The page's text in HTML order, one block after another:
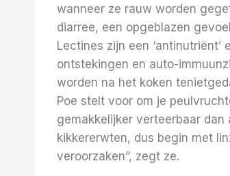
wanneer ze rauw worden
diarree, een opgeblazen
Lectines zijn een
ontstekingen en auto-
worden na het koken
Poe stelt voor om je
gemakkelijker verteerbaar
kikkererwten, dus begin met
veroorzaken”, zegt ze.